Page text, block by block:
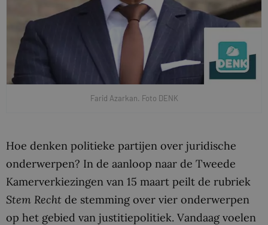
Farid Azarkan. Foto DENK
Hoe denken politieke partijen over juridische
onderwerpen? In de aanloop naar de Tweede
Kamerverkiezingen van 15 maart peilt de rubriek
Stem Recht de stemming over vier onderwerpen
op het gebied van justitiepolitiek. Vandaag voelen